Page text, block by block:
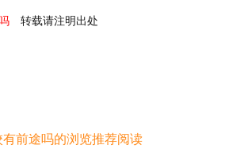
转载请注明出处
前途吗的浏览推荐阅读